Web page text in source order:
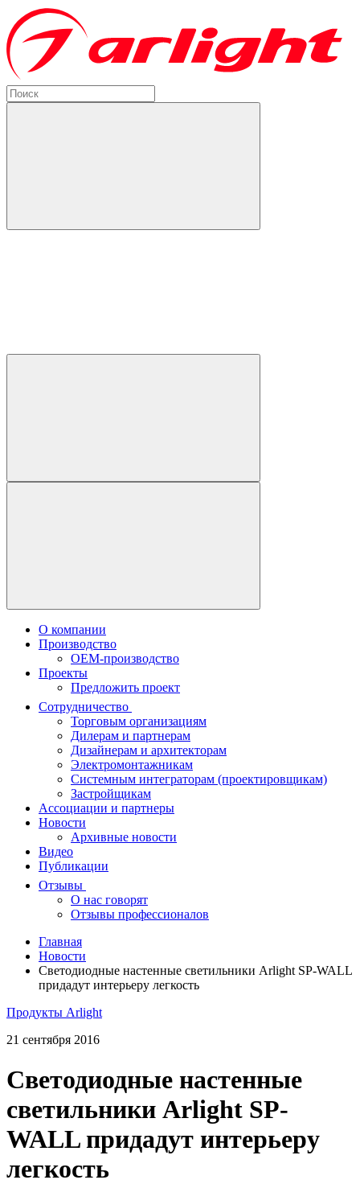
О компании
Производство
OEM-производство
Проекты
Предложить проект
Сотрудничество
Торговым организациям
Дилерам и партнерам
Дизайнерам и архитекторам
Электромонтажникам
Системным интеграторам (проектировщикам)
Застройщикам
Ассоциации и партнеры
Новости
Архивные новости
Видео
Публикации
Отзывы
О нас говорят
Отзывы профессионалов
Главная
Новости
Светодиодные настенные светильники Arlight SP-WALL
придадут интерьеру легкость
Продукты Arlight
21 сентября 2016
Светодиодные настенные
светильники Arlight SP-
WALL придадут интерьеру
легкость